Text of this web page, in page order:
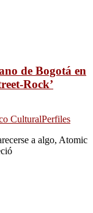
de Bogotá en
Rock’
CulturalPerfiles
a algo, Atomic